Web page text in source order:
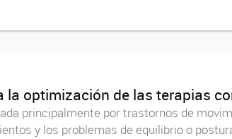
optimización de las terapias
principalmente por trastornos de
y los problemas de equilibrio o